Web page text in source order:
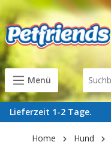
content
Menü
Lieferzeit 1-2 Tage.
Home Hund